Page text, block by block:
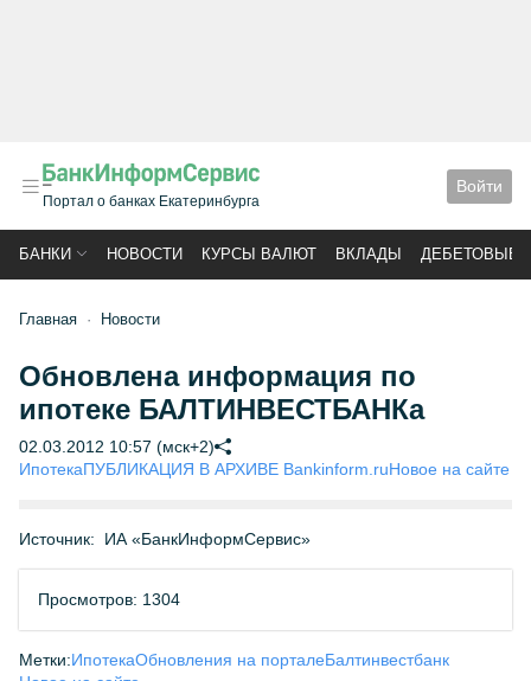
Портал о банках Екатеринбурга
Войти
БАНКИ НОВОСТИ КУРСЫ ВАЛЮТ ВКЛАДЫ ДЕБЕТОВЫЕ
Главная Новости
Обновлена информация по
ипотеке БАЛТИНВЕСТБАНКа
02.03.2012 10:57 (мск+2)
ИпотекаПУБЛИКАЦИЯ В АРХИВЕ Bankinform.ruНовое на сайте
Источник: ИА «БанкИнформСервис»
Просмотров: 1304
Метки:ИпотекаОбновления на порталеБалтинвестбанк